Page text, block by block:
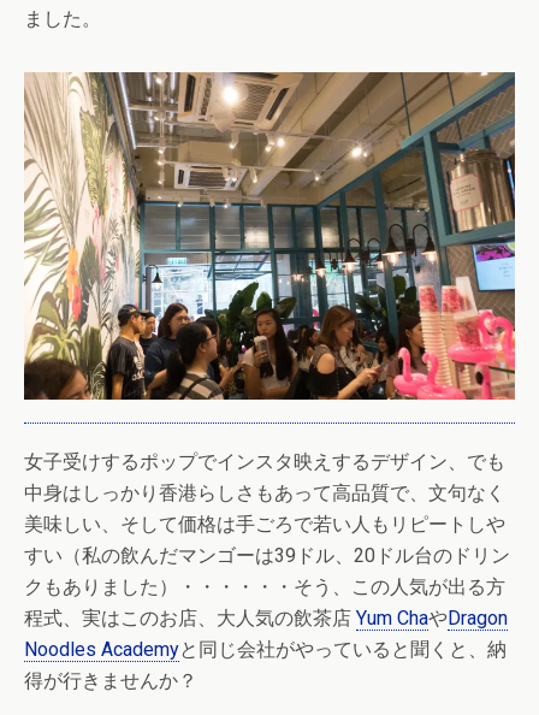
ました。
女子受けするポップでインスタ映えするデザイン、でも
中身はしっかり香港らしさもあって高品質で、文句なく
美味しい、そして価格は手ごろで若い人もリピートしや
すい（私の飲んだマンゴーは39ドル、20ドル台のドリン
クもありました）・・・・・・そう、この人気が出る方
程式、実はこのお店、大人気の飲茶店 Yum ChaやDragon
Noodles Academyと同じ会社がやっていると聞くと、納
得が行きませんか？